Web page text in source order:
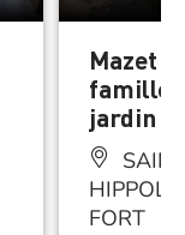
Mazet
famille
jardin
FORT